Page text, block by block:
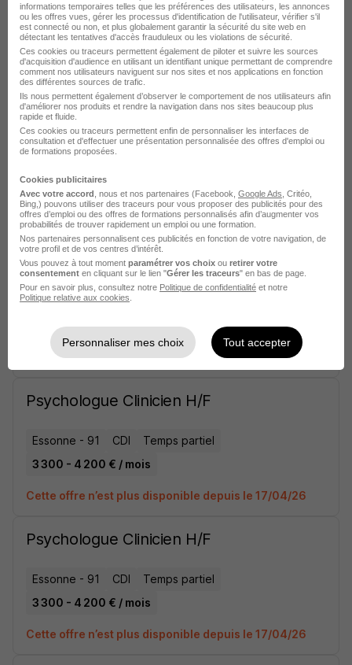
Assistant RH H/F
Évry-Courcouronnes - 91
CDD
25 878 - 32 780 € / an
Cette offre n’est plus disponible depuis le 10/06/26
Educateur Spécialisé H/F
Corbeil-Essonnes - 91 2 045 - 3 092 € / mois
Cette offre n’est plus disponible depuis le 17/05/26
Psychologue Clinicien H/F
Essonne - 91 CDI
3 300 - 4 200 € / mois
Cette offre n’est plus disponible depuis le 11/05/26
Psychologue Clinicien H/F
Essonne - 91 CDI
Temps partiel
3 300 - 4 200 € / mois
Cette offre n’est plus disponible depuis le 17/04/26
Psychologue Clinicien H/F
Essonne - 91 CDI
Temps partiel
3 300 - 4 200 € / mois
Cette offre n’est plus disponible depuis le 17/04/26
informations temporaires telles que les préférences des utilisateurs, les annonces
ou les offres vues, gérer les processus d'identification de l'utilisateur, vérifier s'il
est connecté ou non, et plus globalement garantir la sécurité du site web en
détectant les tentatives d'accès frauduleux ou les violations de sécurité.
Ces cookies ou traceurs permettent également de piloter et suivre les sources
d'acquisition d'audience en utilisant un identifiant unique permettant de comprendre
comment nos utilisateurs naviguent sur nos sites et nos applications en fonction
des différentes sources de trafic.
Ils nous permettent également d’observer le comportement de nos utilisateurs afin
d'améliorer nos produits et rendre la navigation dans nos sites beaucoup plus
rapide et fluide.
Ces cookies ou traceurs permettent enfin de personnaliser les interfaces de
consultation et d'effectuer une présentation personnalisée des offres d'emploi ou
de formations proposées.
Cookies publicitaires
Avec votre accord , nous et nos partenaires (Facebook, Google Ads , Critéo,
Bing,) pouvons utiliser des traceurs pour vous proposer des publicités pour des
offres d’emploi ou des offres de formations personnalisés afin d’augmenter vos
probabilités de trouver rapidement un emploi ou une formation.
Nos partenaires personnalisent ces publicités en fonction de votre navigation, de
votre profil et de vos centres d’intérêt.
Vous pouvez à tout moment paramétrer vos choix ou retirer votre
consentement en cliquant sur le lien "Gérer les traceurs" en bas de page.
Pour en savoir plus, consultez notre Politique de confidentialité et notre
Politique relative aux cookies
Personnaliser mes choix Tout accepter